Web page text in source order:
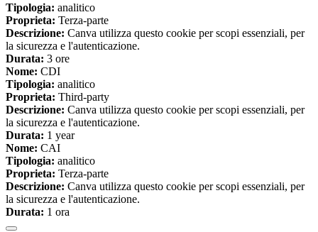
Tipologia: analitico
Proprieta: Terza-parte
Descrizione: Canva utilizza questo cookie per scopi essenziali, per
la sicurezza e l'autenticazione.
Durata: 3 ore
Nome: CDI
Tipologia: analitico
Proprieta: Third-party
Descrizione: Canva utilizza questo cookie per scopi essenziali, per
la sicurezza e l'autenticazione.
Durata: 1 year
Nome: CAI
Tipologia: analitico
Proprieta: Terza-parte
Descrizione: Canva utilizza questo cookie per scopi essenziali, per
la sicurezza e l'autenticazione.
Durata: 1 ora